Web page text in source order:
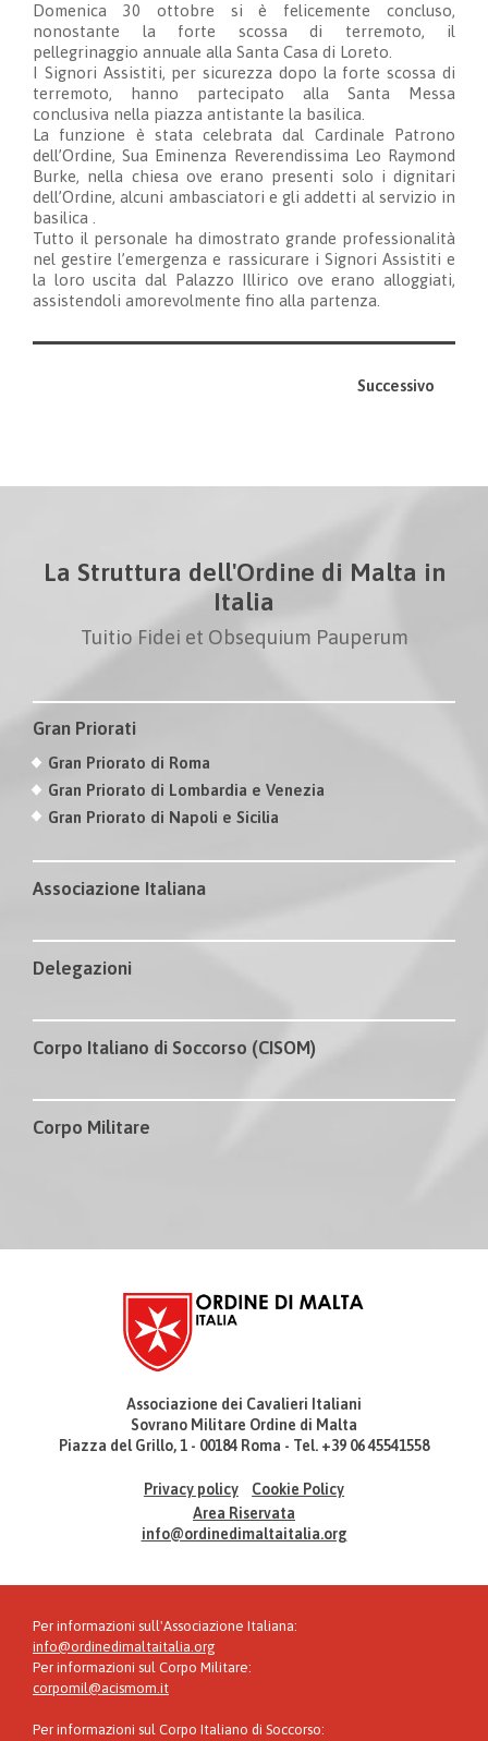
Domenica 30 ottobre si è felicemente concluso,
nonostante la forte scossa di terremoto, il
pellegrinaggio annuale alla Santa Casa di Loreto.
I Signori Assistiti, per sicurezza dopo la forte scossa di
terremoto, hanno partecipato alla Santa Messa
conclusiva nella piazza antistante la basilica.
La funzione è stata celebrata dal Cardinale Patrono
dell’Ordine, Sua Eminenza Reverendissima Leo Raymond
Burke, nella chiesa ove erano presenti solo i dignitari
dell’Ordine, alcuni ambasciatori e gli addetti al servizio in
basilica .
Tutto il personale ha dimostrato grande professionalità
nel gestire l’emergenza e rassicurare i Signori Assistiti e
la loro uscita dal Palazzo Illirico ove erano alloggiati,
assistendoli amorevolmente fino alla partenza.
Successivo
La Struttura dell'Ordine di Malta in
Italia
Tuitio Fidei et Obsequium Pauperum
Gran Priorati
Gran Priorato di Roma
Gran Priorato di Lombardia e Venezia
Gran Priorato di Napoli e Sicilia
Associazione Italiana
Delegazioni
Corpo Italiano di Soccorso (CISOM)
Corpo Militare
Associazione dei Cavalieri Italiani
Sovrano Militare Ordine di Malta
Piazza del Grillo, 1 - 00184 Roma - Tel. +39 06 45541558
Privacy policy
Cookie Policy
Area Riservata
info@ordinedimaltaitalia.org
Per informazioni sull'Associazione Italiana:
info@ordinedimaltaitalia.org
Per informazioni sul Corpo Militare:
corpomil@acismom.it
Per informazioni sul Corpo Italiano di Soccorso: